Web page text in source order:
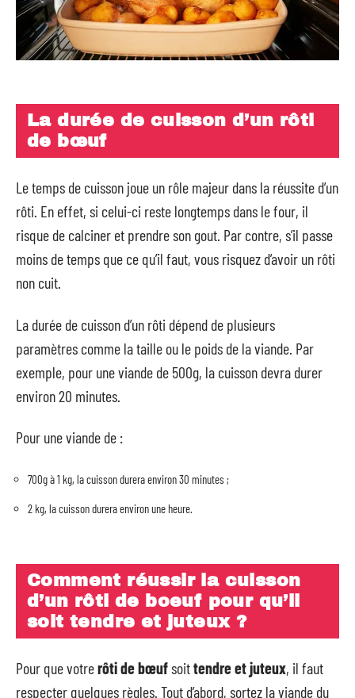
La durée de cuisson d’un rôti
de bœuf
Le temps de cuisson joue un rôle majeur dans la réussite d’un
rôti. En effet, si celui-ci reste longtemps dans le four, il
risque de calciner et prendre son gout. Par contre, s’il passe
moins de temps que ce qu’il faut, vous risquez d’avoir un rôti
non cuit.
La durée de cuisson d’un rôti dépend de plusieurs
paramètres comme la taille ou le poids de la viande. Par
exemple, pour une viande de 500g, la cuisson devra durer
environ 20 minutes.
Pour une viande de :
700g à 1 kg, la cuisson durera environ 30 minutes ;
2 kg, la cuisson durera environ une heure.
Comment réussir la cuisson
d’un rôti de boeuf pour qu’il
soit tendre et juteux ?
Pour que votrerôti de bœufsoittendre et juteux, il faut
respecter quelques règles. Tout d’abord, sortez la viande du